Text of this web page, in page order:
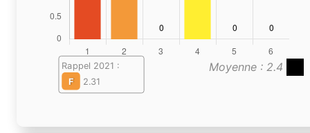
Moyenne : 2.4
Rappel 2021 :
F
2.31